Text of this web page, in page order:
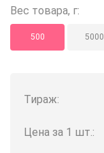
Вес товара, г:
500 5000
Тираж:
Цена за 1 шт.: